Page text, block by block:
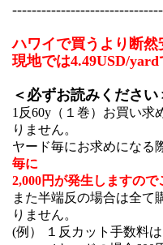
ハワイで買うより断然
現地では4.49USD/yard
＜必ずお読みください
1反60y（１巻）お買い求
りません。
ヤード毎にお求めになる
毎に
2,000円が発生しますので
また半端反の場合は全て
りません。
(例） １反カット手数料は